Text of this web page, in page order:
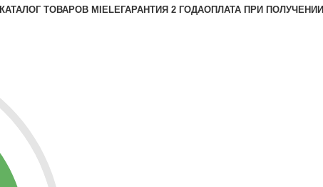
КАТАЛОГ ТОВАРОВ MIELEГАРАНТИЯ 2 ГОДАОПЛАТА ПРИ ПОЛУЧЕНИИ